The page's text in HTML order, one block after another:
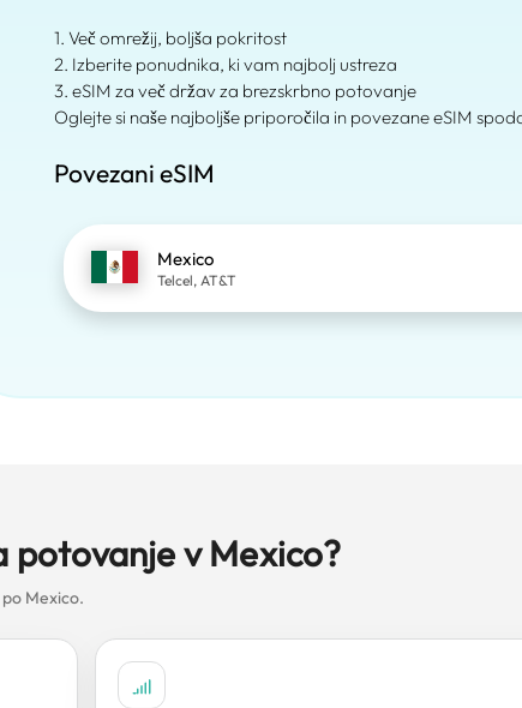
1. Več omrežij, boljša pokritost
2. Izberite ponudnika, ki vam najbolj ustreza
3. eSIM za več držav za brezskrbno potovanje
Oglejte si naše najboljše priporočila in povezane eSIM
Povezani eSIM
Mexico
Telcel, AT&T
potovanje v Mexico?
Mexico.